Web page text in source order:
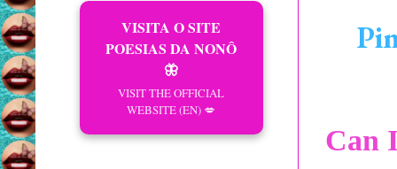
Can
VISITA O SITE
POESIAS DA NONÔ
🦋
VISIT THE OFFICIAL
WEBSITE (EN) 💋